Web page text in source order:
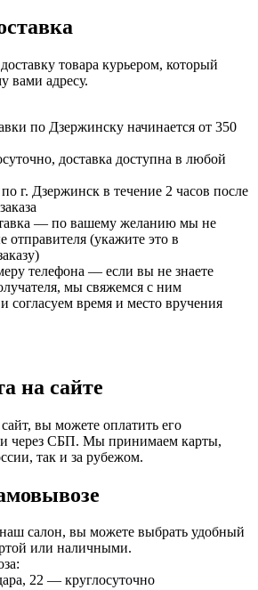
товара курьером, который
вами адресу.
по Дзержинску начинается от 350
доставка доступна в любой
г. Дзержинск в течение 2 часов после
— по вашему желанию мы не
отправителя (укажите это в
телефона — если вы не знаете
мы свяжемся с ним
согласуем время и место вручения
на сайте
вы можете оплатить его
через СБП. Мы принимаем карты,
так и за рубежом.
салон, вы можете выбрать удобный
или наличными.
22 — круглосуточно